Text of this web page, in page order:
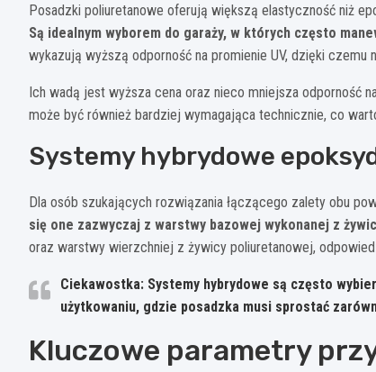
Posadzki poliuretanowe oferują większą elastyczność niż
Są idealnym wyborem do garaży, w których często
wykazują wyższą odporność na promienie UV, dzięki czemu
Ich wadą jest wyższa cena oraz nieco mniejsza odporność
może być również bardziej wymagająca technicznie, co
Systemy hybrydowe
Dla osób szukających rozwiązania łączącego zalety obu
się one zazwyczaj z warstwy bazowej wykonanej z
oraz warstwy wierzchniej z żywicy poliuretanowej,
Ciekawostka: Systemy hybrydowe są często
użytkowaniu, gdzie posadzka musi sprostać
Kluczowe parametry